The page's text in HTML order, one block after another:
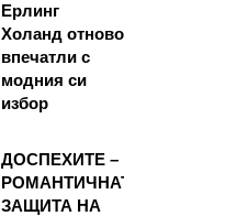
Ерлинг
Холанд отново
впечатли с
модния си
избор
ДОСПЕХИТЕ –
РОМАНТИЧНАТА
ЗАЩИТА НА